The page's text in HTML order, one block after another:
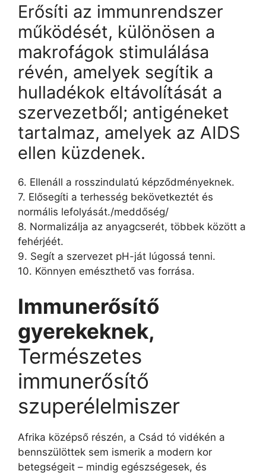
Erősíti az immunrendszer
működését, különösen a
makrofágok stimulálása
révén, amelyek segítik a
hulladékok eltávolítását a
szervezetből; antigéneket
tartalmaz, amelyek az AIDS
ellen küzdenek.
6. Ellenáll a rosszindulatú képződményeknek.
7. Elősegíti a terhesség bekövetkeztét és
normális lefolyását./meddőség/
8. Normalizálja az anyagcserét, többek között a
fehérjéét.
9. Segít a szervezet pH-ját lúgossá tenni.
10. Könnyen emészthető vas forrása.
Immunerősítő
gyerekeknek,
Természetes
immunerősítő
szuperélelmiszer
Afrika középső részén, a Csád tó vidékén a
bennszülöttek sem ismerik a modern kor
betegségeit – mindig egészségesek, és